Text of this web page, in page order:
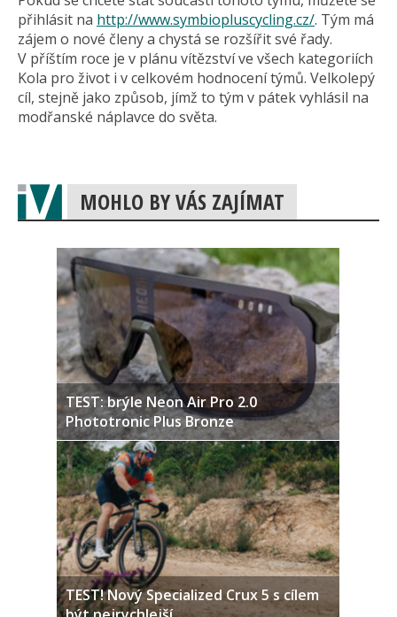
přihlásit na http://www.symbiopluscycling.cz/. Tým má
zájem o nové členy a chystá se rozšířit své řady.
V příštím roce je v plánu vítězství ve všech kategoriích
Kola pro život i v celkovém hodnocení týmů. Velkolepý
cíl, stejně jako způsob, jímž to tým v pátek vyhlásil na
modřanské náplavce do světa.
MOHLO BY VÁS ZAJÍMAT
TEST: brýle Neon Air Pro 2.0
Phototronic Plus Bronze
TEST! Nový Specialized Crux 5 s cílem